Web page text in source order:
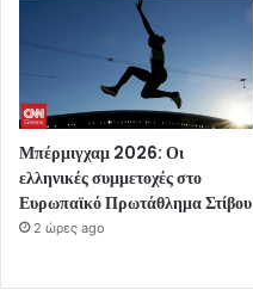
Μπέρμιγχαμ 2026: Οι
ελληνικές συμμετοχές στο
Ευρωπαϊκό Πρωτάθλημα Στίβου
2 ώρες ago